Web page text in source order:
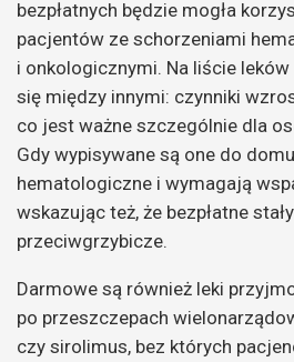
bezpłatnych będzie mogła
pacjentów ze schorzeniami
i onkologicznymi. Na liście leków
się między innymi: czynniki
co jest ważne szczególnie dla
Gdy wypisywane są one do
hematologiczne i wymagają
wskazując też, że bezpłatne
przeciwgrzybicze.
Darmowe są również leki
po przeszczepach
czy sirolimus, bez których